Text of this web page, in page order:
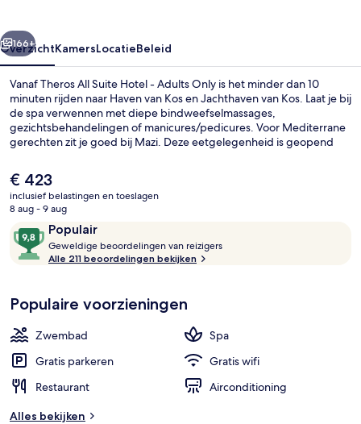
Only
Volgende
166+
OverzichtKamersLocatieBeleid
Vanaf Theros All Suite Hotel - Adults Only is het minder dan 10
minuten rijden naar Haven van Kos en Jachthaven van Kos. Laat je bij
de spa verwennen met diepe bindweefselmassages,
gezichtsbehandelingen of manicures/pedicures. Voor Mediterrane
gerechten zit je goed bij Mazi. Deze eetgelegenheid is geopend
aan het zwembad, een fitnesscentrum en een seizoensgebonden
buitenzwembad. Andere reizigers zijn heel enthousiast over het
behulpzame personeel.
De
huidige
prijs
€ 423
€ 423
inclusief belastingen en toeslagen
8 aug - 9 aug
Beoordelingen
Populair
9,8
van
10,
Geweldige beoordelingen van reizigers
i
e
b
Alle 211 beoordelingen bekijken
Populaire voorzieningen
Zwembad
Spa
Gratis parkeren
Gratis wifi
Restaurant
Airconditioning
Alles bekijken